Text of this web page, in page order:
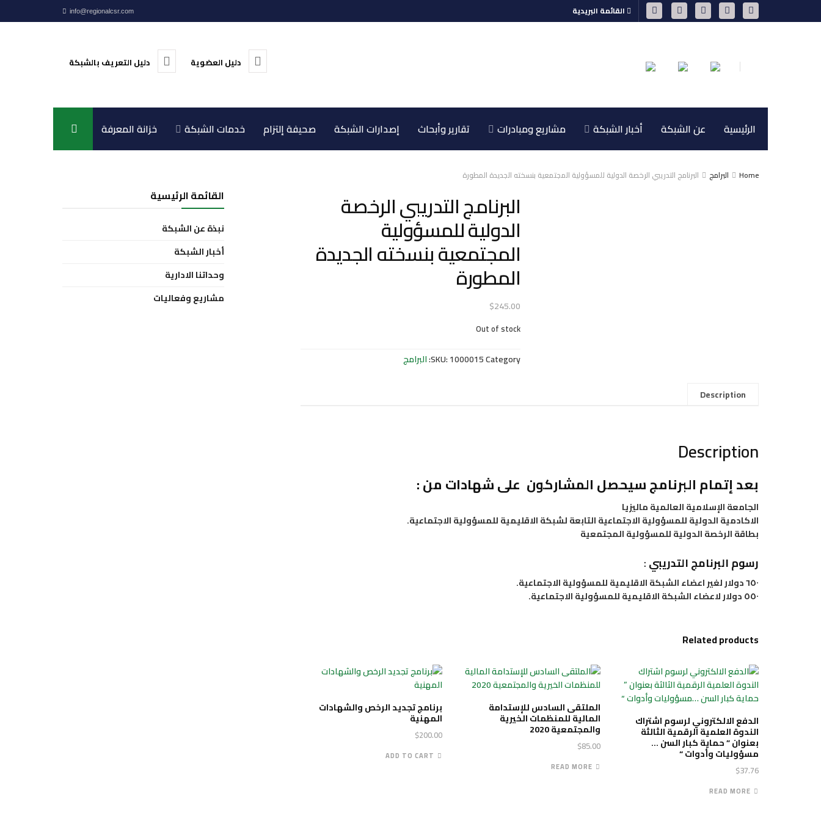
القائمة البريدية info@regionalcsr.com
دليل العضوية دليل التعريف بالشبكة
الرئيسية عن الشبكة أخبار الشبكة مشاريع ومبادرات تقارير وأبحاث إصدارات الشبكة صحيفة إلتزام خدمات الشبكة خزانة المعرفة اتصل بنا
Home البرامج البرنامج التدريبي الرخصة الدولية للمسؤولية المجتمعية بنسخته الجديدة المطورة
البرنامج التدريبي الرخصة
الدولية للمسؤولية
المجتمعية بنسخته الجديدة
المطورة
$245.00
Out of stock
SKU:1000015Category: البرامج
Description
Description
بعد إتمام البرنامجسيحصل المشاركون على شهادات من :
الجامعة الإسلامية العالمية ماليزيا
الاكادمية الدولية للمسؤولية الاجتماعية التابعة لشبكة الاقليمية للمسؤولية الاجتماعية.
بطاقة الرخصة الدولية للمسؤولية المجتمعية
رسوم البرنامج التدريبي:
٦٥٠ دولار لغير اعضاء الشبكة الاقليمية للمسؤولية الاجتماعية.
٥٥٠ دولار لاعضاء الشبكة الاقليمية للمسؤولية الاجتماعية.
Related products
الدفع الالكتروني لرسوم اشتراك
الندوة العلمية الرقمية الثالثة
بعنوان ” حماية كبار السن …
مسؤوليات وأدوات “
$37.76
READ MORE
الملتقى السادس للإستدامة
المالية للمنظمات الخيرية
والمجتمعية 2020
$85.00
READ MORE
برنامج تجديد الرخص والشهادات
المهنية
$200.00
ADD TO CART
القائمة الرئيسية
نبذة عن الشبكة
أخبار الشبكة
وحداتنا الادارية
مشاريع وفعاليات